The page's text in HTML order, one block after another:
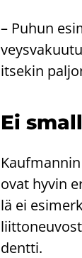
– Puhun
it­se­kin
Ei
ovat hyvin
lä ei
dent­ti.